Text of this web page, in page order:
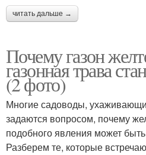
читать дальше →
Почему газон
газонная трава
(2 фото)
Многие садоводы,
задаются вопросом, почему
подобного явления может
Разберем те, которые